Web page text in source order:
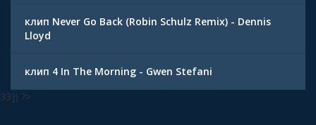
клип Never Go Back (Robin Schulz Remix) - Dennis
Lloyd
клип 4 In The Morning - Gwen Stefani
33]) ?>